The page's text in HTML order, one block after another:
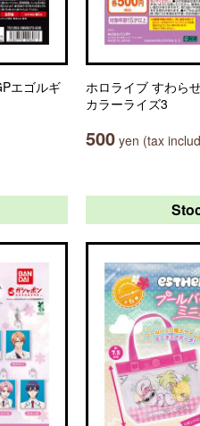
エゴルギ
ホロライブ すわら
カラーライズ3
500 yen (tax